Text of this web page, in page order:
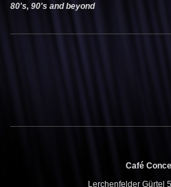
80's, 90's and beyond
Café
Lerchenfelder Gürtel